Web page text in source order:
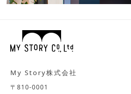
My Story株式会社
〒810-0001